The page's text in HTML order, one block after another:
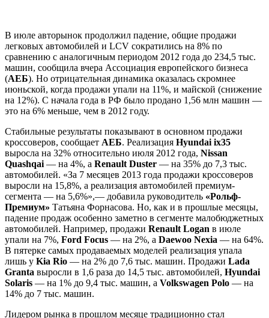
В июле авторынок продолжил падение, общие продажи
легковых автомобилей и LCV сократились на 8% по
сравнению с аналогичным периодом 2012 года до 234,5 тыс.
машин, сообщила вчера Ассоциация европейского бизнеса
(АЕБ). Но отрицательная динамика оказалась скромнее
июньской, когда продажи упали на 11%, и майской (снижение
на 12%). С начала года в РФ было продано 1,56 млн машин —
это на 6% меньше, чем в 2012 году.
Стабильные результаты показывают в основном продажи
кроссоверов, сообщает AEБ. Реализация Hyundai ix35
выросла на 32% относительно июля 2012 года, Nissan
Quashqai — на 4%, а Renault Duster — на 35% до 7,3 тыс.
автомобилей. «За 7 месяцев 2013 года продажи кроссоверов
выросли на 15,8%, а реализация автомобилей премиум-
сегмента — на 5,6%»,— добавила руководитель «Рольф-
Премиум» Татьяна Форнасова. Но, как и в прошлые месяцы,
падение продаж особенно заметно в сегменте малобюджетных
автомобилей. Например, продажи Renault Logan в июле
упали на 7%, Ford Focus — на 2%, а Daewoo Nexia — на 64%.
В пятерке самых продаваемых моделей реализация упала
лишь у Kia Rio — на 2% до 7,6 тыс. машин. Продажи Lada
Granta выросли в 1,6 раза до 14,5 тыс. автомобилей, Hyundai
Solaris — на 1% до 9,4 тыс. машин, а Volkswagen Polo — на
14% до 7 тыс. машин.
Лидером рынка в прошлом месяце традиционно стал